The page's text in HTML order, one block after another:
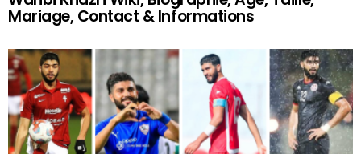
Mariage, Contact & Informations